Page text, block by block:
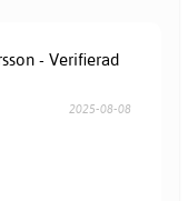
- Verifierad
2025-08-08